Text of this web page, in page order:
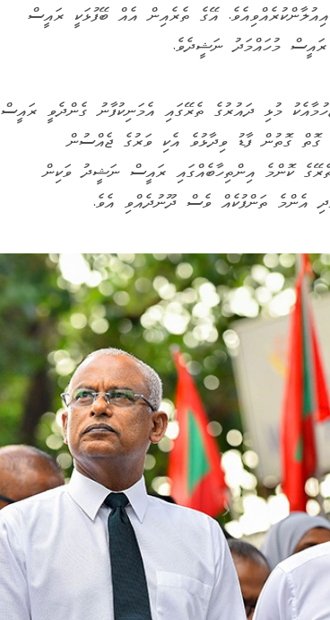
އޭގެ ތެރެއިން އެއް ބޭފުޅަކީ ރައީސް
މުހައްމަދު ނަޝީދެވެ.
މުޅި ދައުރުގެ ތެރޭގައި އެމަނިކުފާނު ގެންދެވީ ރައީސް
ގޮތުން ފާޑު ވިދާޅުވެ އެކި ވަރުގެ ޖެއްސުން
ކޮންމެ އިންތިހާބެއްގައި ރައީސް ނަޝީދު ވަކިން
އެންމެ ތަންފުކެއް ވެސް ދޫނުދެއްވި އެވެ.